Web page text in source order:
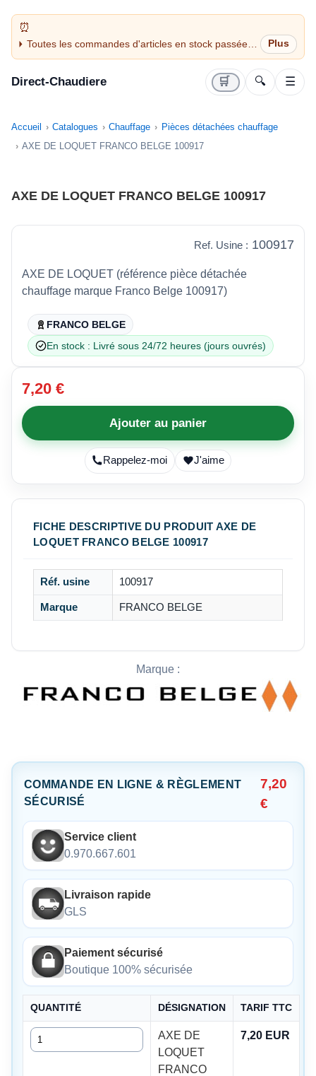
Toutes les commandes d'articles en stock passées
avant 14H sont expédiées le jour même (jours
Direct-Chaudiere 🛒 🔍 ☰
Accueil Catalogues Chauffage
Pièces détachées chauffage
AXE DE LOQUET FRANCO BELGE 100917
AXE DE LOQUET FRANCO BELGE 100917
Ref. Usine : 100917
AXE DE LOQUET (référence pièce détachée
chauffage marque Franco Belge 100917)
FRANCO BELGE
En stock : Livré sous 24/72 heures (jours ouvrés)
7,20 €
Ajouter au panier
Rappelez-moi J'aime
FICHE DESCRIPTIVE DU PRODUIT AXE DE
LOQUET FRANCO BELGE 100917
Réf. usine 100917
Marque FRANCO BELGE
Marque :
COMMANDE EN LIGNE & RÈGLEMENT
SÉCURISÉ
7,20
€
Service client
0.970.667.601
Livraison rapide
GLS
Paiement sécurisé
Boutique 100% sécurisée
QUANTITÉ DÉSIGNATION TARIF TTC
Quantité
AXE DE
LOQUET
FRANCO
7,20 EUR